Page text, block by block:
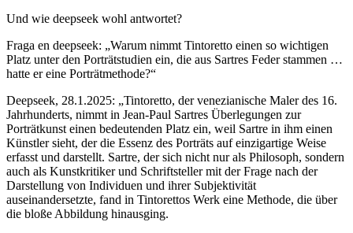
Und wie deepseek wohl antwortet?
Fraga en deepseek: „Warum nimmt Tintoretto einen so wichtigen
Platz unter den Porträtstudien ein, die aus Sartres Feder stammen …
hatte er eine Porträtmethode?“
Deepseek, 28.1.2025: „Tintoretto, der venezianische Maler des 16.
Jahrhunderts, nimmt in Jean-Paul Sartres Überlegungen zur
Porträtkunst einen bedeutenden Platz ein, weil Sartre in ihm einen
Künstler sieht, der die Essenz des Porträts auf einzigartige Weise
erfasst und darstellt. Sartre, der sich nicht nur als Philosoph, sondern
auch als Kunstkritiker und Schriftsteller mit der Frage nach der
Darstellung von Individuen und ihrer Subjektivität
auseinandersetzte, fand in Tintorettos Werk eine Methode, die über
die bloße Abbildung hinausging.